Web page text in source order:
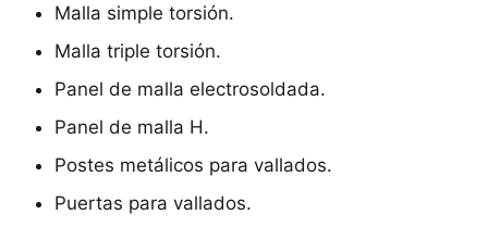
Malla simple torsión.
Malla triple torsión.
Panel de malla electrosoldada.
Panel de malla H.
Postes metálicos para vallados.
Puertas para vallados.